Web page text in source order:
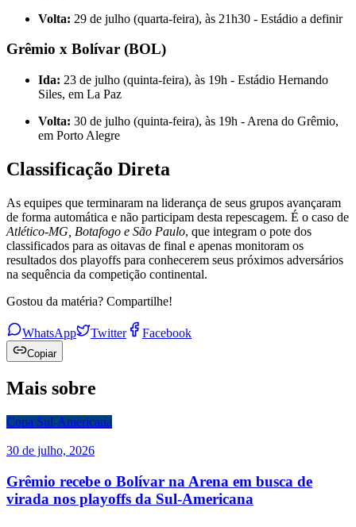
Volta: 29 de julho (quarta-feira), às 21h30 - Estádio a definir
Grêmio x Bolívar (BOL)
Ida: 23 de julho (quinta-feira), às 19h - Estádio Hernando
Siles, em La Paz
Volta: 30 de julho (quinta-feira), às 19h - Arena do Grêmio,
em Porto Alegre
Classificação Direta
As equipes que terminaram na liderança de seus grupos avançaram
de forma automática e não participam desta repescagem. É o caso de
Atlético-MG, Botafogo e São Paulo, que integram o pote dos
classificados para as oitavas de final e apenas monitoram os
resultados dos playoffs para conhecerem seus próximos adversários
na sequência da competição continental.
Gostou da matéria? Compartilhe!
WhatsApp Twitter Facebook
Copiar
Mais sobre
Copa Sul-Americana
30 de julho, 2026
Grêmio recebe o Bolívar na Arena em busca de
virada nos playoffs da Sul-Americana